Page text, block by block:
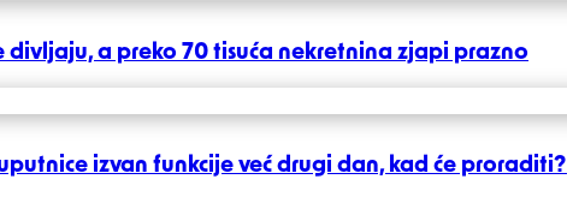
divljaju, a preko 70 tisuća nekretnina zjapi prazno
izvan funkcije već drugi dan, kad će proraditi?